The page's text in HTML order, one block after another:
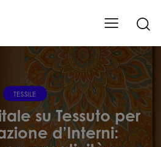
TESSILE
su Tessuto per
d’Interni: